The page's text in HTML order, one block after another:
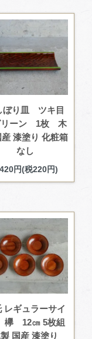
ぼり皿 ツキ目
リーン 1枚 木
漆塗り 化粧箱
なし
円(税220円)
レギュラーサイ
12㎝ 5枚組
国産 漆塗り